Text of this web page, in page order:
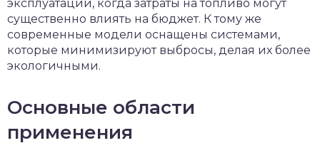
эксплуатации, когда затраты на топливо могут
существенно влиять на бюджет. К тому же
современные модели оснащены системами,
которые минимизируют выбросы, делая их более
экологичными.
Основные области
применения